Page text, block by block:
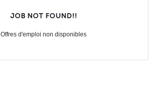
Job not found!!
Offres d'emploi non disponibles